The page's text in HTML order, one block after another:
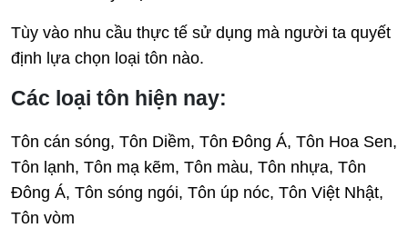
Tùy vào nhu cầu thực tế sử dụng mà người ta quyết
định lựa chọn loại tôn nào.
Các loại tôn hiện nay:
Tôn cán sóng, Tôn Diềm, Tôn Đông Á, Tôn Hoa Sen,
Tôn lạnh, Tôn mạ kẽm, Tôn màu, Tôn nhựa, Tôn
Đông Á, Tôn sóng ngói, Tôn úp nóc, Tôn Việt Nhật,
Tôn vòm